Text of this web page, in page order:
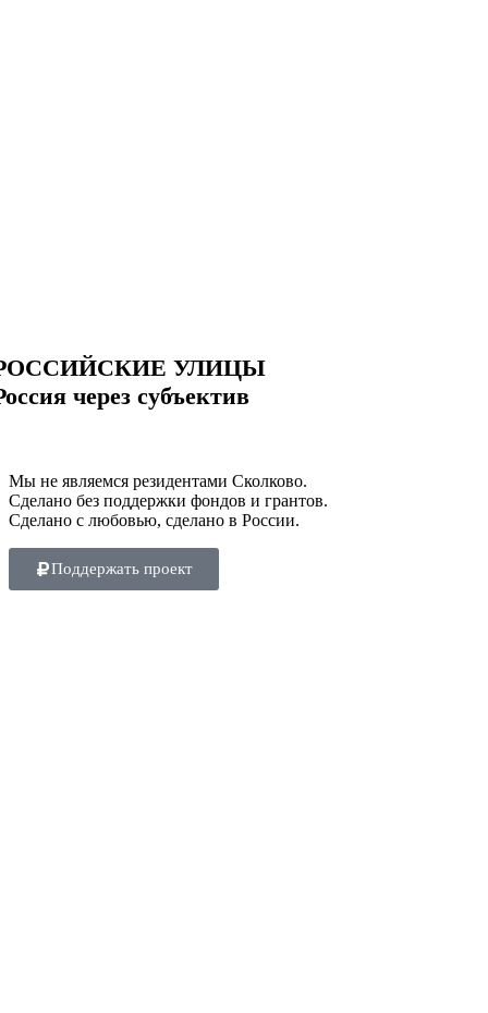
УЛИЦЫ
через субъектив
Мы не являемся резидентами Сколково.
Сделано без поддержки фондов и грантов.
Сделано с любовью, сделано в России.
Поддержать проект